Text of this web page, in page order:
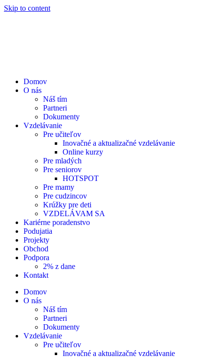
Skip to content
Domov
O nás
Náš tím
Partneri
Dokumenty
Vzdelávanie
Pre učiteľov
Inovačné a aktualizačné vzdelávanie
Online kurzy
Pre mladých
Pre seniorov
HOTSPOT
Pre mamy
Pre cudzincov
Krúžky pre deti
VZDELÁVAM SA
Kariérne poradenstvo
Podujatia
Projekty
Obchod
Podpora
2% z dane
Kontakt
Domov
O nás
Náš tím
Partneri
Dokumenty
Vzdelávanie
Pre učiteľov
Inovačné a aktualizačné vzdelávanie